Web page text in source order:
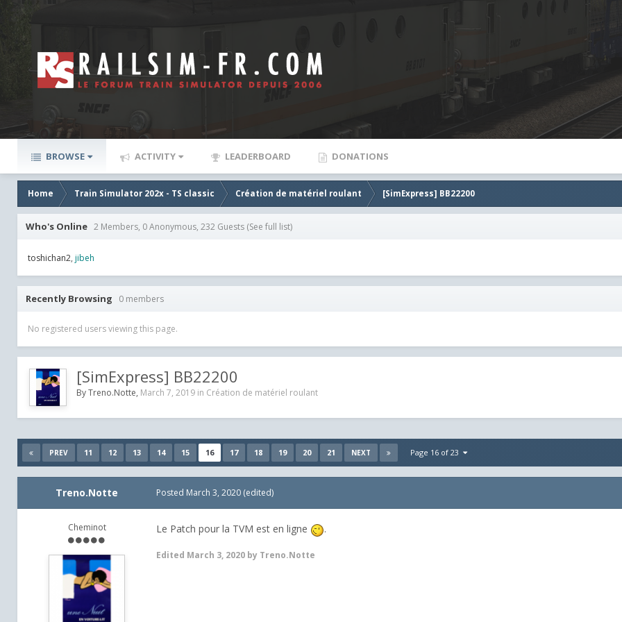
BROWSE ACTIVITY LEADERBOARD DONATIONS
Home Train Simulator 202x - TS classic Création de matériel roulant [SimExpress] BB22200
Who's Online 2 Members, 0 Anonymous, 232 Guests (See full list)
toshichan2 jibeh
Recently Browsing 0 members
No registered users viewing this page.
[SimExpress] BB22200
ByTreno.Notte, March 7, 2019 in Création de matériel roulant
PREV 11 12 13 14 15 16 17 18 19 20 21 NEXT Page 16 of 23
Treno.Notte
Cheminot
Posted March 3, 2020 (edited)
Le Patch pour la TVM est en ligne .
Edited March 3, 2020 by Treno.Notte